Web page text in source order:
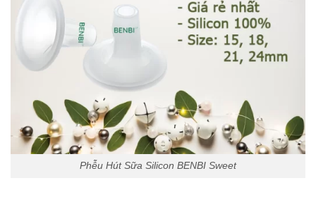
Phễu Hút Sữa Silicon BENBI Sweet